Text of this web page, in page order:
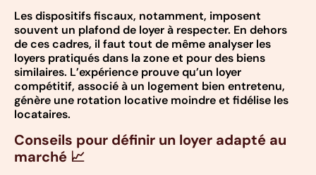
Les dispositifs fiscaux, notamment, imposent
souvent un plafond de loyer à respecter. En dehors
de ces cadres, il faut tout de même analyser les
loyers pratiqués dans la zone et pour des biens
similaires. L’expérience prouve qu’un loyer
compétitif, associé à un logement bien entretenu,
génère une rotation locative moindre et fidélise les
locataires.
Conseils pour définir un loyer adapté au
marché 📈